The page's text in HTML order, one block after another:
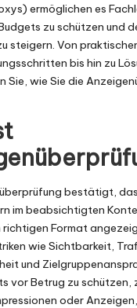
) ermöglichen es
zu schützen und
steigern. Von
bis hin zu
Sie, wie Sie die
bestätigt,
im beabsichtigten
richtigen Format
wie Sichtbarkeit,
und
vor Betrug zu schützen,
oder